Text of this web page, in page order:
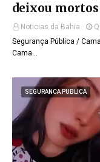
deixou
Noticias da Bahia
Segurança Pública /
Cama…
SEGURANCA PUBLICA